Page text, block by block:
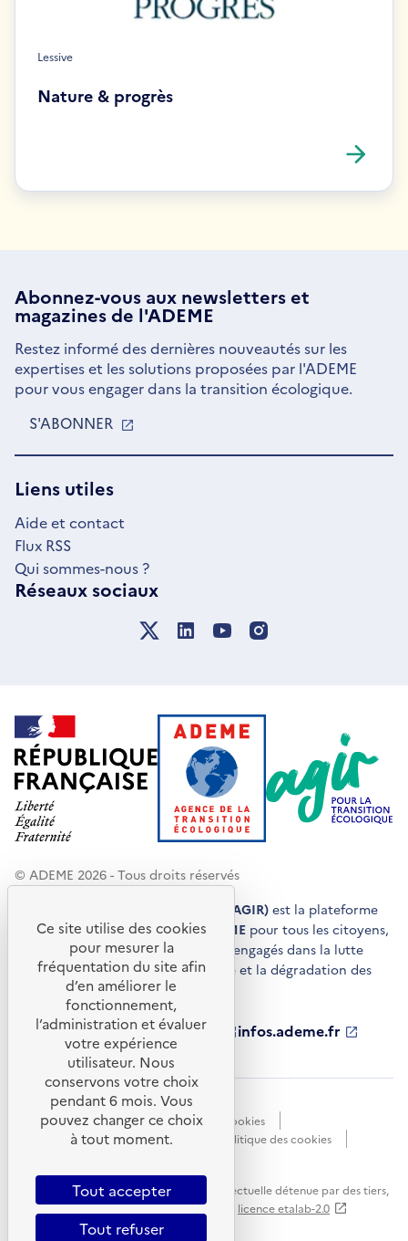
Lessive
Nature & progrès
Abonnez-vous aux newsletterset
magazines de l'ADEME
Restez informé des dernières nouveautés sur les
expertises et les solutions proposées par l'ADEME
pour vous engager dans la transition écologique.
S'ABONNER
UNE
Liens utiles
Aide et contact
Flux RSS
Qui sommes-nous ?
Réseaux sociaux
© ADEME 2026 - Tous droits réservés
Agir pour la transition écologique (AGIR) est la plateforme
de conseils et de services de l'ADEME pour tous les citoyens,
acteurs économiques et territoires engagés dans la lutte
contre le réchauffement climatique et la dégradation des
ressources.
ademe.fr
S'ouvre
nouvelle
fenêtre
librairie.ademe.fr
S'ouvre
dans
une
nouvelle
fenêtre
infos.ademe.fr
S'ouvre
nouvelle
ademe.fr/presse
S'ouvre
nouvelle
fenêtre
Accessibilité : non conforme
Données personnelles
Gestion des cookies
Mentions légales
Plan du site
Politique des cookies
dans
nouvelle
Sauf mention explicite de propriété intellectuelle détenue par des tiers,
les contenus de ce site sont proposés sous licence etalab-2.0
Ce site utilise des cookies
pour mesurer la
fréquentation du site afin
d’en améliorer le
fonctionnement,
l’administration et évaluer
votre expérience
utilisateur. Nous
conservons votre choix
pendant 6 mois. Vous
pouvez changer ce choix
à tout moment.
Tout accepter
Tout refuser